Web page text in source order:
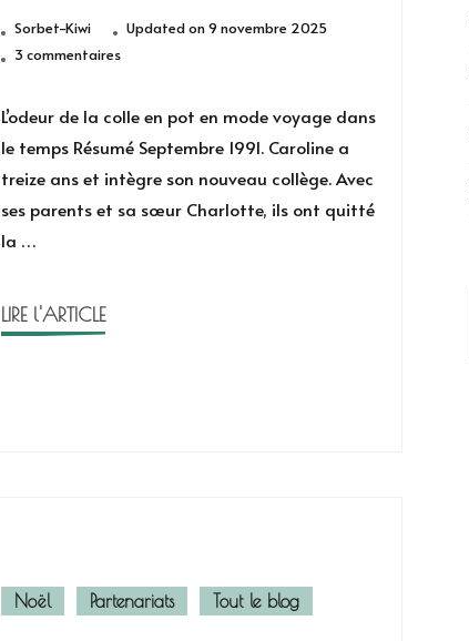
Sorbet-Kiwi Updated on9 novembre 2025
3 commentairessur
colle
en
pot
L’odeur de la colle en pot en mode voyage dans
le temps Résumé Septembre 1991. Caroline a
treize ans et intègre son nouveau collège. Avec
ses parents et sa sœur Charlotte, ils ont quitté
la …
LIRE l'ARTICLE
Noël Partenariats Tout le blog